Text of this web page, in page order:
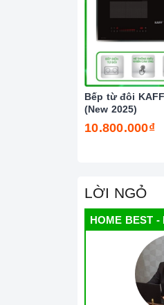
Tính năng
Chức năng
gây nguy hiểm.
Bếp từ đôi
(New 2025)
10.800.000₫
LỜI NGỎ
HOME BEST -